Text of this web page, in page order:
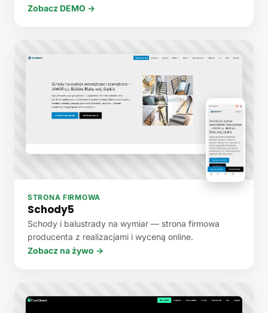
Zobacz DEMO →
STRONA FIRMOWA
Schody5
Schody i balustrady na wymiar — strona firmowa
producenta z realizacjami i wyceną online.
Zobacz na żywo →